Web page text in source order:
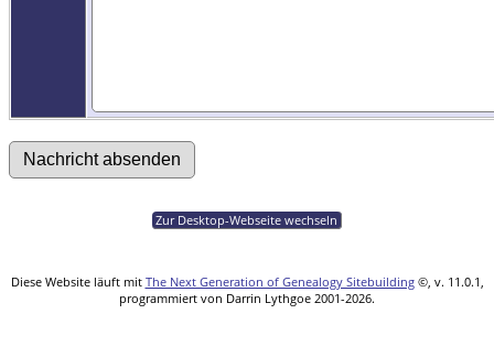
Zur Desktop-Webseite wechseln
Diese Website läuft mit The Next Generation of Genealogy Sitebuilding©, v. 11.0.1,
programmiert von Darrin Lythgoe 2001-2026.